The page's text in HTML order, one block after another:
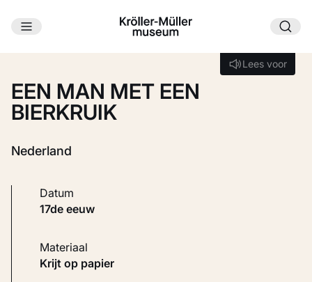
Ga naar hoofdinhoud
Lees voor
Lees voor
EEN MAN MET EEN
BIERKRUIK
Nederland
Datum
17de eeuw
Materiaal
Krijt op papier